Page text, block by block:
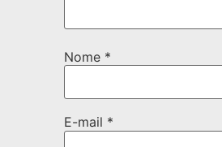
Nome *
E-mail *